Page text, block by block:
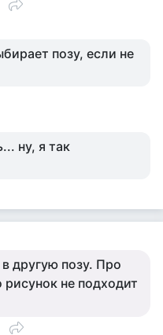
позу, если не
ну, я так
другую позу. Про
не подходит